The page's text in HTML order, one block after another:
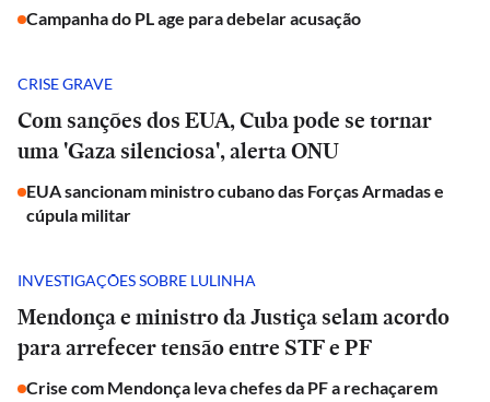
Campanha do PL age para debelar acusação
CRISE GRAVE
Com sanções dos EUA, Cuba pode se tornar
uma 'Gaza silenciosa', alerta ONU
EUA sancionam ministro cubano das Forças Armadas e
cúpula militar
INVESTIGAÇÕES SOBRE LULINHA
Mendonça e ministro da Justiça selam acordo
para arrefecer tensão entre STF e PF
Crise com Mendonça leva chefes da PF a rechaçarem